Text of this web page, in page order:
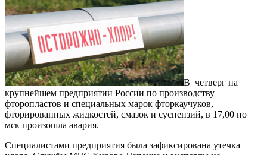
В четверг на
крупнейшем предприятии России по производству
фторопластов и специальных марок фторкаучуков,
фторированных жидкостей, смазок и суспензий, в 17,00 по
мск произошла авария.
Специалистами предприятия была зафиксирована утечка